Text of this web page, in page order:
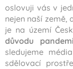
oslovuji vás v
nejen naší země,
je na území
důvodu
sledujeme
sdělovací